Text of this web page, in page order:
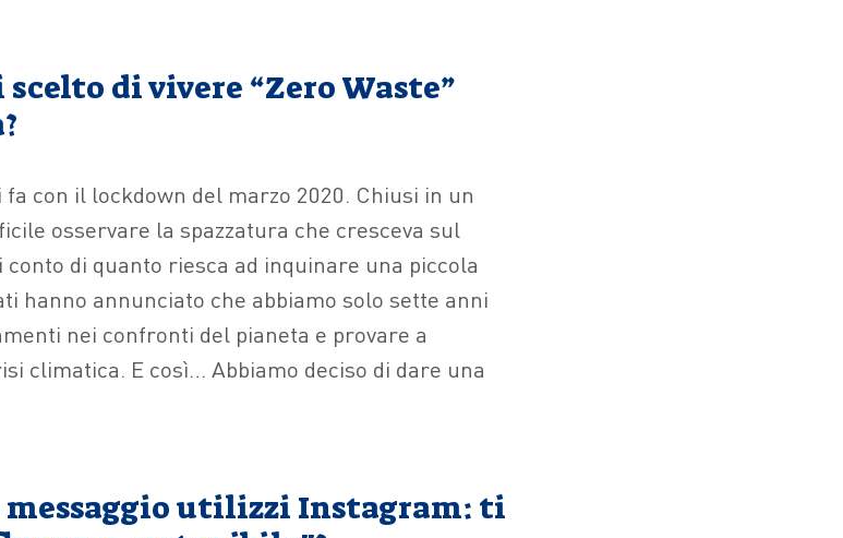
di vivere “Zero Waste”
con il lockdown del marzo 2020. Chiusi in un
osservare la spazzatura che cresceva sul
di quanto riesca ad inquinare una piccola
hanno annunciato che abbiamo solo sette anni
nei confronti del pianeta e provare a
climatica. E così… Abbiamo deciso di dare una
utilizzi Instagram: ti